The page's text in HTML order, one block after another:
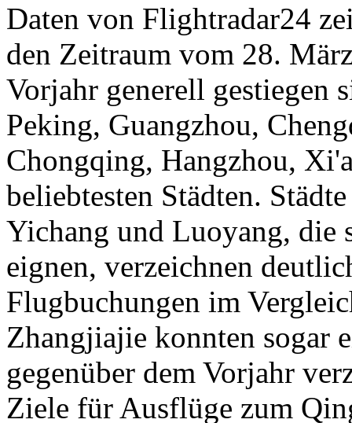
Daten von Flightradar24
den Zeitraum vom 28.
Vorjahr generell gestiegen
Peking, Guangzhou,
Chongqing, Hangzhou,
beliebtesten Städten.
Yichang und Luoyang, die
eignen, verzeichnen
Flugbuchungen im
Zhangjiajie konnten sogar
gegenüber dem Vorjahr
Ziele für Ausflüge zum